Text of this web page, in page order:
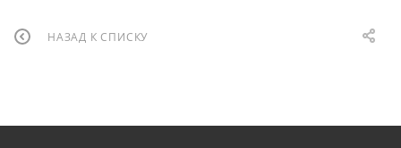
НАЗАД К СПИСКУ